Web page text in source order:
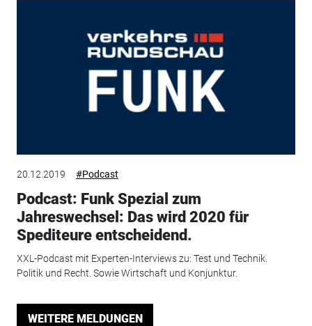
20.12.2019 #Podcast
Podcast: Funk Spezial zum
Jahreswechsel: Das wird 2020 für
Spediteure entscheidend.
XXL-Podcast mit Experten-Interviews zu: Test und Technik.
Politik und Recht. Sowie Wirtschaft und Konjunktur.
WEITERE MELDUNGEN